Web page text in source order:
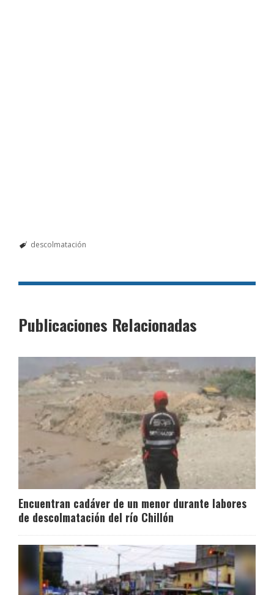
descolmatación
Publicaciones Relacionadas
Encuentran cadáver de un menor durante labores
de descolmatación del río Chillón